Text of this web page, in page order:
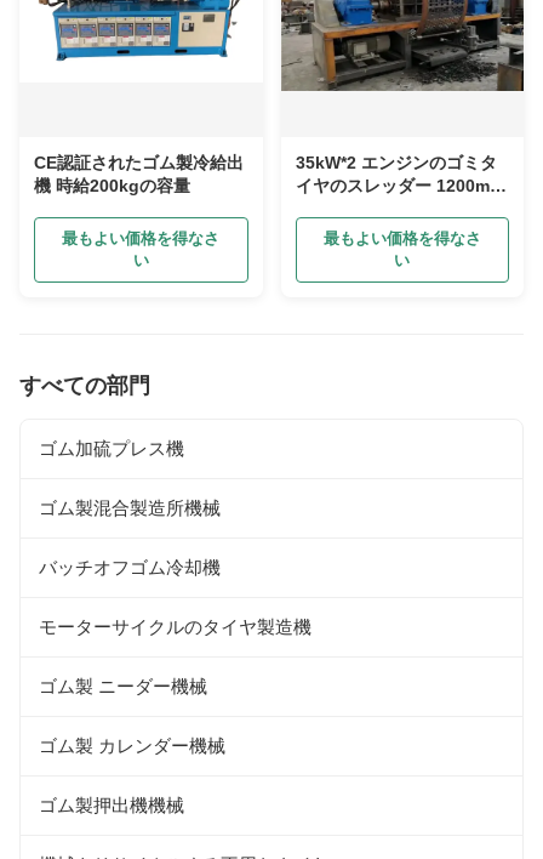
CE認証されたゴム製冷給出
機 時給200kgの容量
最もよい価格を得なさ
い
35kW*2 エンジンのゴミタ
イヤのスレッダー 1200mm
のために水冷却
最もよい価格を得なさ
い
すべての部門
ゴム加硫プレス機
ゴム製混合製造所機械
バッチオフゴム冷却機
モーターサイクルのタイヤ製造機
ゴム製 ニーダー機械
ゴム製 カレンダー機械
ゴム製押出機機械